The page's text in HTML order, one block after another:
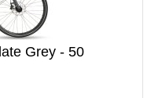
Grey - 50